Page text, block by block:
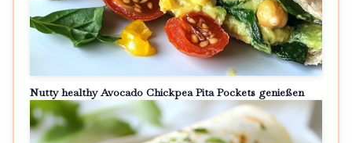
Nutty healthy Avocado Chickpea Pita Pockets genießen